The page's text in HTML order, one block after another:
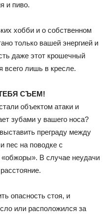
и пиво.
хобби и о собственном
только вашей энергией и
даже этот крошечный
всего лишь в кресле.
СЪЕМ!
объектом атаки и
зубами у вашего носа?
преграду между
пес на поводке с
В случае неудачи
опасность стоя, и
или расположился за